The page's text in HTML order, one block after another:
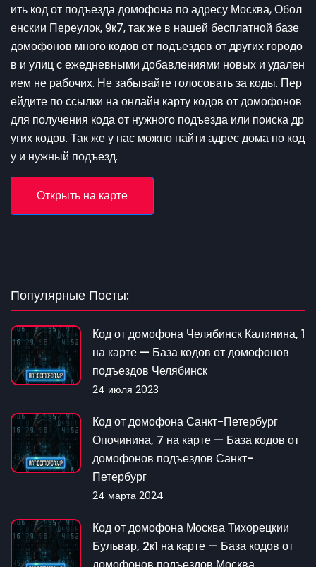
ить код от подъезда домофона по адресу Москва, Обол
енскии Переулок, 9к7, так же в нашей бесплатной базе
домофонов много кодов от подъездов от других городо
в и улиц с ежедневными добавлениями новых и удален
ием не рабочих. Не забывайте голосовать за коды. Пер
ейдите по ссылки на онлайн карту кодов от домофонов
для получения кода от нужного подъезда или поиска др
угих кодов. Так же у нас можно найти адрес дома по код
у и нужный подъезд.
Открыть на карте
Популярные Посты:
Код от домофона Челябинск Калинина, 1
на карте — База кодов от домофонов
подъездов Челябинск
24 июля 2023
Код от домофона Санкт-Петербург
Опочинина, 7 на карте — База кодов от
домофонов подъездов Санкт-
Петербург
24 марта 2024
Код от домофона Москва Тихорецкии
Бульвар, 2к1 на карте — База кодов от